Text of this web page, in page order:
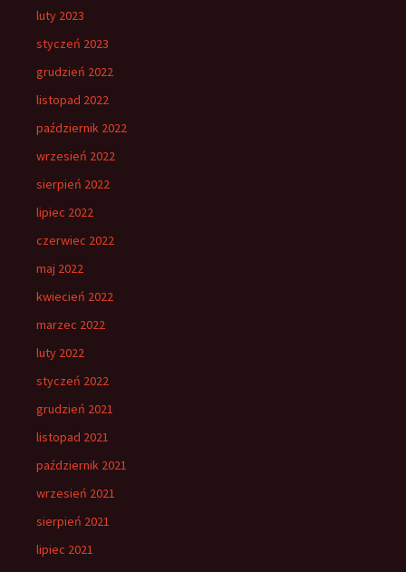
luty 2023
styczeń 2023
grudzień 2022
listopad 2022
październik 2022
wrzesień 2022
sierpień 2022
lipiec 2022
czerwiec 2022
maj 2022
kwiecień 2022
marzec 2022
luty 2022
styczeń 2022
grudzień 2021
listopad 2021
październik 2021
wrzesień 2021
sierpień 2021
lipiec 2021